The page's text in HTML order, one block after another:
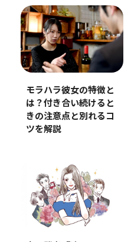
モラハラ彼女の特徴と
は？付き合い続けると
きの注意点と別れるコ
ツを解説